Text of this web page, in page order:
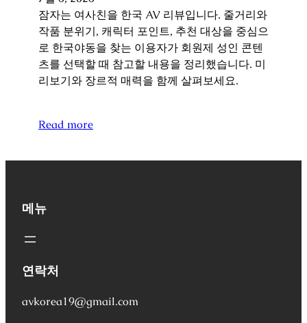
잠자는 여사친을 한국 AV 리뷰입니다. 줄거리와
작품 분위기, 캐릭터 포인트, 추천 대상을 중심으
로 한국야동을 찾는 이용자가 회원제 성인 콘텐
츠를 선택할 때 참고할 내용을 정리했습니다. 미
리보기와 장르적 매력을 함께 살펴보세요.
Read more
메뉴
연락처
avkorea19@gmail.com